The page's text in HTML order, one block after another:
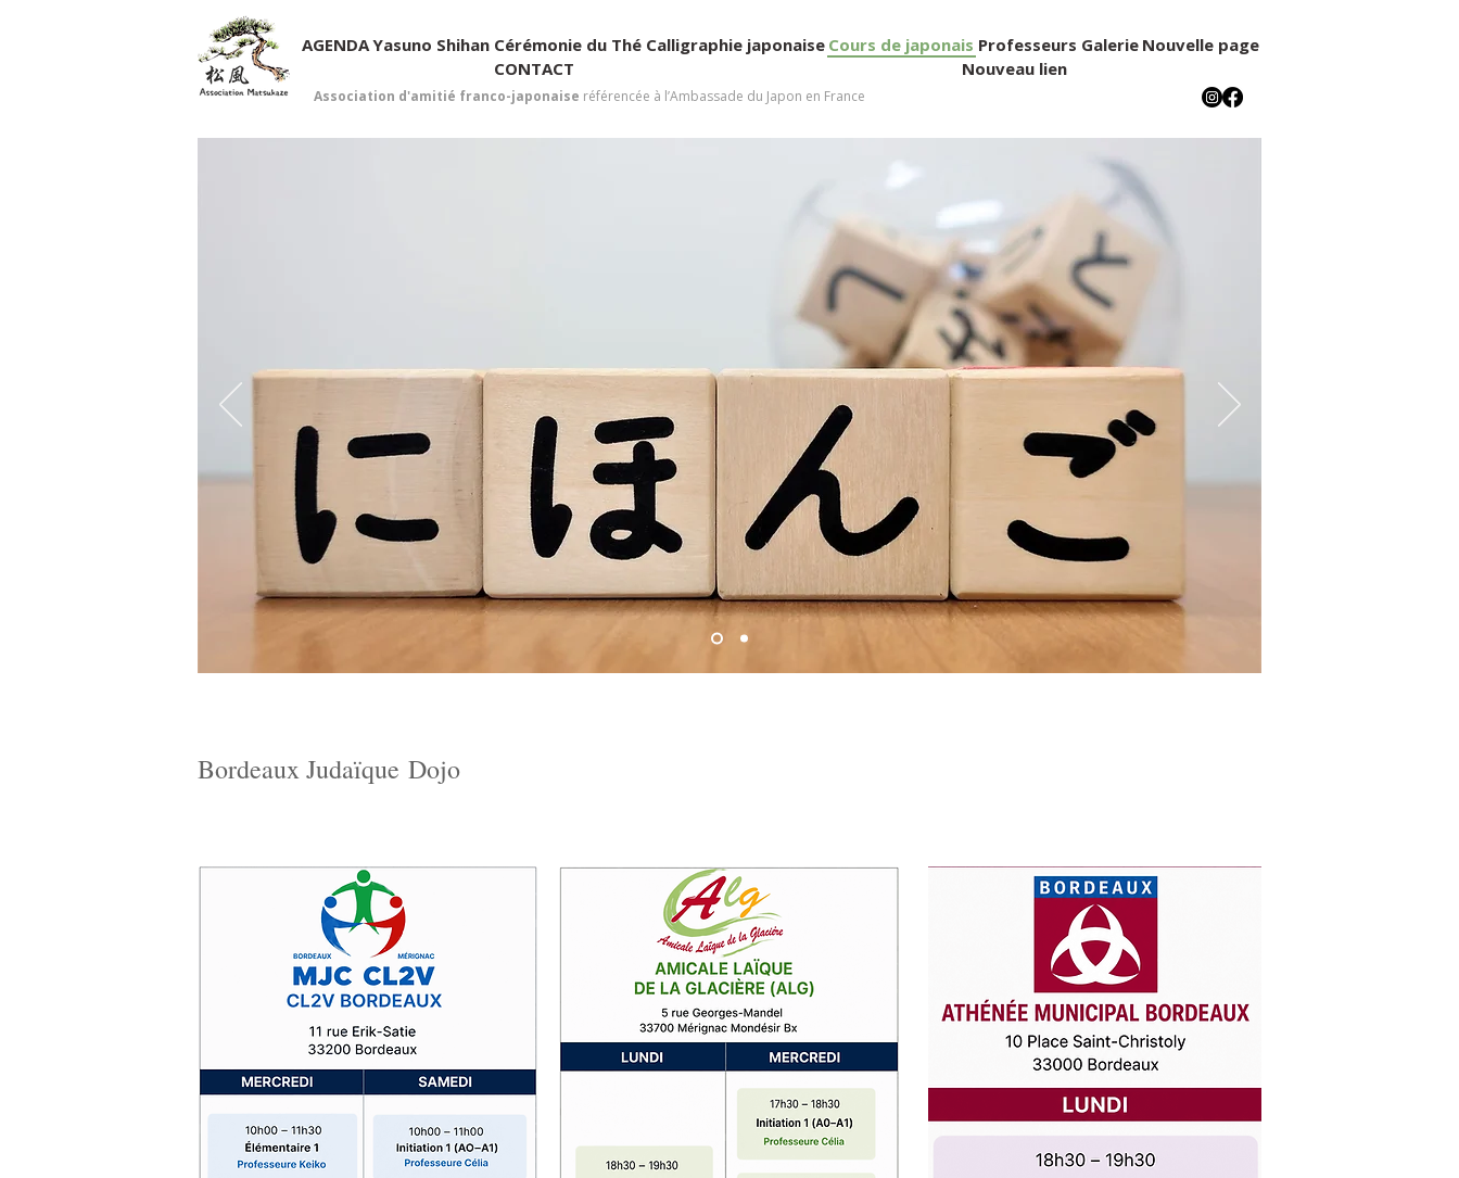
AGENDAYasuno Shihan Cérémonie du Thé Calligraphie japonaise Cours de japonais Professeurs Galerie Nouvelle page
CONTACT
Nouveau lien
Association d'amitié franco-japonaise référencée à l’Ambassade du Japon en France
Bordeaux Judaïque Dojo